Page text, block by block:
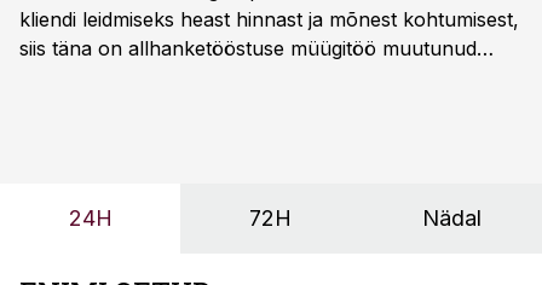
kliendi leidmiseks heast hinnast ja mõnest kohtumisest,
siis täna on allhanketööstuse müügitöö muutunud
24H 72H Nädal